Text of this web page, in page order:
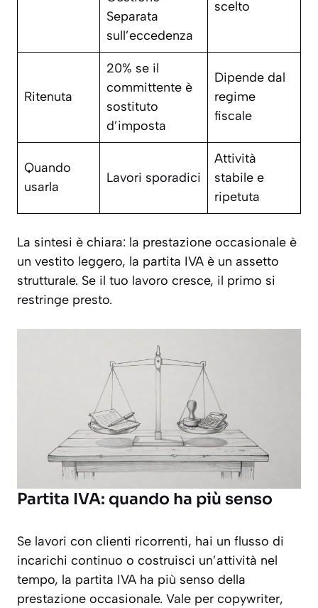
Separata
sull’eccedenza
scelto
Ritenuta
20% se il
committente è
sostituto
d’imposta
Dipende dal
regime
fiscale
Quando
usarla
Lavori sporadici
Attività
stabile e
ripetuta
La sintesi è chiara: la prestazione occasionale è
un vestito leggero, la partita IVA è un assetto
strutturale. Se il tuo lavoro cresce, il primo si
restringe presto.
Partita IVA: quando ha più senso
Se lavori con clienti ricorrenti, hai un flusso di
incarichi continuo o costruisci un’attività nel
tempo, la partita IVA ha più senso della
prestazione occasionale. Vale per copywriter,